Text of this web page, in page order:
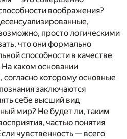
воображения?
просто логическими
что они формально
способности в качестве
каком основании
согласно которому основные
заключаются
себе высший вид
мир? Не будет ли, таким
частью понятия
чувственность — всего